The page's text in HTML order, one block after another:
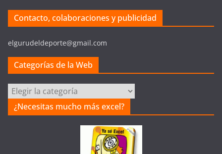
Contacto, colaboraciones y publicidad
elgurudeldeporte@gmail.com
Categorías de la Web
Categorías
de
la
¿Necesitas mucho más excel?